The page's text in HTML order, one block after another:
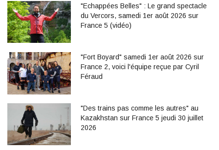
"Echappées Belles" : Le grand spectacle
du Vercors, samedi 1er août 2026 sur
France 5 (vidéo)
"Fort Boyard" samedi 1er août 2026 sur
France 2, voici l'équipe reçue par Cyril
Féraud
"Des trains pas comme les autres" au
Kazakhstan sur France 5 jeudi 30 juillet
2026